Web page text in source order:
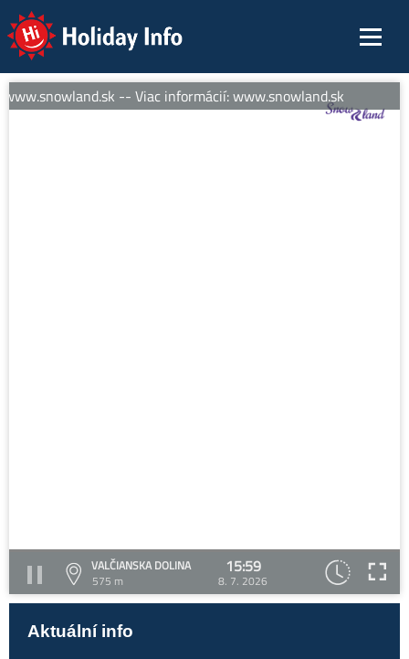
Holiday Info
-- Viac informácií: www.snowland.sk
VALČIANSKA DOLINA
575 m
15:59
8. 7. 2026
Aktuální info